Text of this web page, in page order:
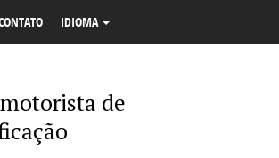
IDIOMA
de